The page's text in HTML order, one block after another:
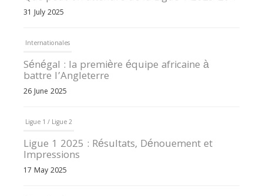
31 July 2025
Internationales
Sénégal : la première équipe africaine à
battre l’Angleterre
26 June 2025
Ligue 1 / Ligue 2
Ligue 1 2025 : Résultats, Dénouement et
Impressions
17 May 2025